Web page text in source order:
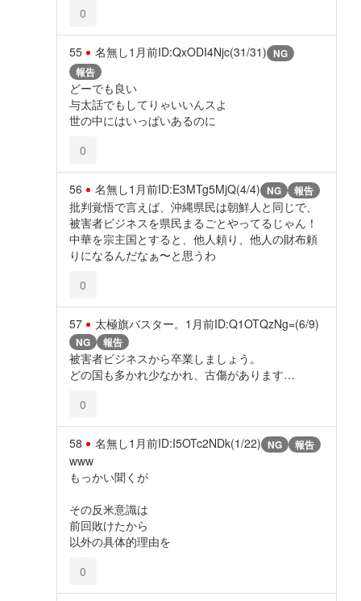
0
55 名無し1月前ID:QxODI4Njc(31/31) NG
報告
どーでも良い
与太話でもしてりゃいいんスよ
世の中にはいっぱいあるのに
0
56 名無し1月前ID:E3MTg5MjQ(4/4) NG 報告
批判覚悟で言えば、沖縄県民は朝鮮人と同じで、
被害者ビジネスを県民まるごとやってるじゃん！
中華を宗主国とすると、他人頼り、他人の財布頼
りになるんだなぁ〜と思うわ
0
57 太極旗バスター。 1月前ID:Q1OTQzNg=(6/9)
NG 報告
被害者ビジネスから卒業しましょう。
どの国も多かれ少なかれ、古傷があります…
0
58 名無し1月前ID:I5OTc2NDk(1/22) NG 報告
www
もっかい聞くが
その反米意識は
前回敗けたから
以外の具体的理由を
0